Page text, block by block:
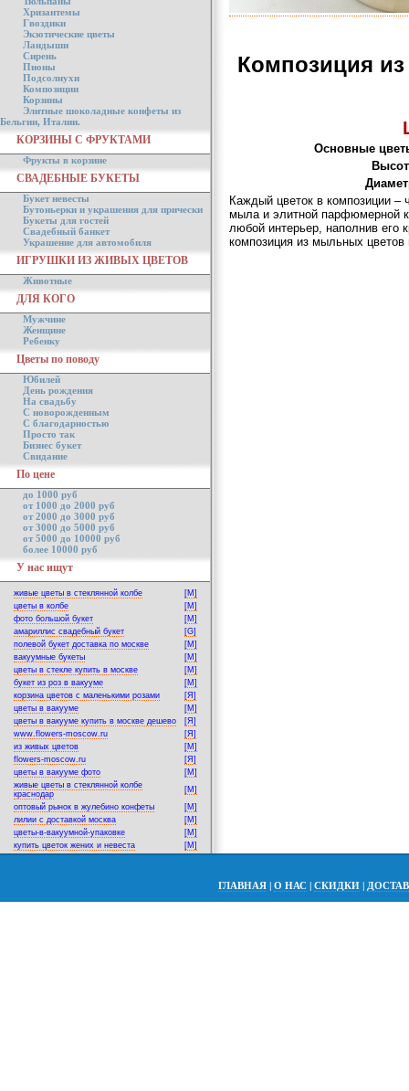
Хризантемы
Гвоздики
Экзотические цветы
Ландыши
Сирень
Пионы
Подсолнухи
Композиции
Корзины
Элитные шоколадные конфеты из
Бельгии, Италии.
КОРЗИНЫ С ФРУКТАМИ
Фрукты в корзине
СВАДЕБНЫЕ БУКЕТЫ
Букет невесты
Бутоньерки и украшения для прически
Букеты для гостей
Свадебный банкет
Украшение для автомобиля
ИГРУШКИ ИЗ ЖИВЫХ ЦВЕТОВ
Животные
ДЛЯ КОГО
Мужчине
Женщине
Ребенку
Цветы по поводу
Юбилей
День рождения
На свадьбу
С новорожденным
С благодарностью
Просто так
Бизнес букет
Свидание
По цене
до 1000 руб
от 1000 до 2000 руб
от 2000 до 3000 руб
от 3000 до 5000 руб
от 5000 до 10000 руб
более 10000 руб
У нас ищут
живые цветы в стеклянной колбе
[M]
цветы в колбе
[M]
фото большой букет
[M]
амариллис свадебный букет
[G]
полевой букет доставка по москве
[M]
вакуумные букеты
[M]
цветы в стекле купить в москве
[M]
букет из роз в вакууме
[M]
корзина цветов с маленькими розами
[Я]
цветы в вакууме
[M]
цветы в вакууме купить в москве дешево
[Я]
www.flowers-moscow.ru
[Я]
из живых цветов
[M]
flowers-moscow.ru
[Я]
цветы в вакууме фото
[M]
живые цветы в стеклянной колбе
краснодар
[M]
оптовый рынок в жулебино конфеты
[M]
лилии с доставкой москва
[M]
цветы-в-вакуумной-упаковке
[M]
купить цветок жених и невеста
[M]
Композиция
Основные
Каждый цветок в композиции –
мыла и элитной парфюмерной
любой интерьер, наполнив его
композиция из мыльных
ГЛАВНАЯ | О НАС | СКИДКИ |